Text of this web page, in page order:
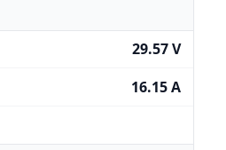
29.57 V
16.15 A